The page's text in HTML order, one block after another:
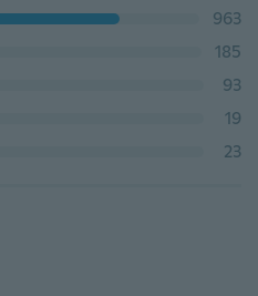
963
185
93
19
23